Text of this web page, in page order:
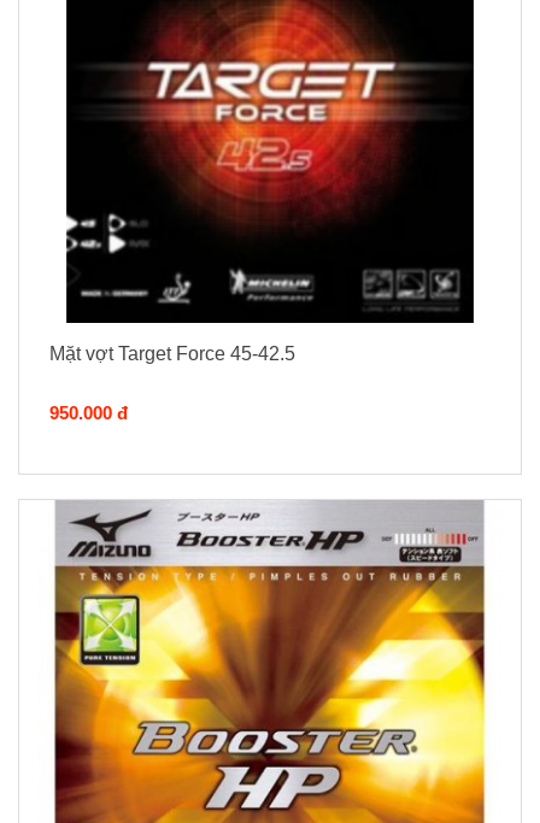
Mặt vợt Target Force 45-42.5
950.000 đ